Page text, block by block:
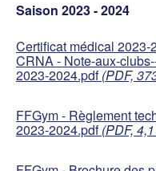
Saison 2023 - 2024
Certificat médical 2023-
CRNA - Note-aux-
2023-2024.pdf(PDF,
FFGym - Règlement
2023-2024.pdf(PDF,